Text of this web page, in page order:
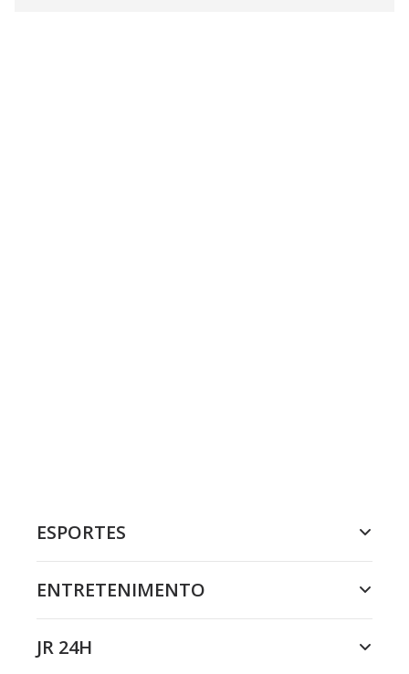
ESPORTES
ENTRETENIMENTO
JR 24H